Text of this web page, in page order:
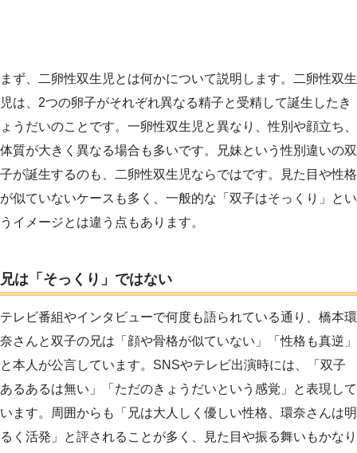
まず、二卵性双生児とは何かについて説明します。二卵性双生
児は、2つの卵子がそれぞれ異なる精子と受精して誕生したき
ょうだいのことです。一卵性双生児と異なり、性別や顔立ち、
体質が大きく異なる場合も多いです。兄妹という性別違いの双
子が誕生するのも、二卵性双生児ならではです。見た目や性格
が似ていないケースも多く、一般的な「双子はそっくり」とい
うイメージとは違う点もあります。
兄は「そっくり」ではない
テレビ番組やインタビューで何度も語られている通り、橋本環
奈さんと双子の兄は「顔や骨格が似ていない」「性格も真逆」
と本人が公言しています。SNSやテレビ出演時には、「双子
あるあるは無い」「ただのきょうだいという感覚」と表現して
います。周囲からも「兄は大人しく優しい性格、環奈さんは明
るく活発」と評されることが多く、見た目や振る舞いもかなり